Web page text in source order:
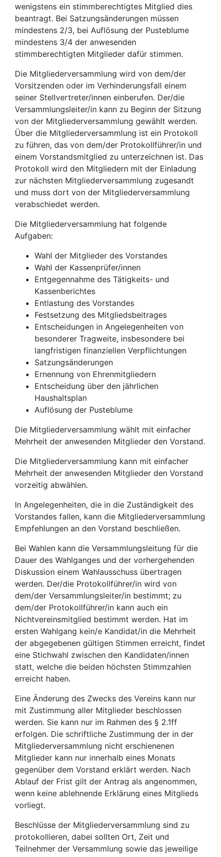
wenigstens ein stimmberechtigtes Mitglied dies
beantragt. Bei Satzungsänderungen müssen
mindestens 2/3, bei Auflösung der Pusteblume
mindestens 3/4 der anwesenden
stimmberechtigten Mitglieder dafür stimmen.
Die Mitgliederversammlung wird von dem/der
Vorsitzenden oder im Verhinderungsfall einem
seiner Stellvertreter/innen einberufen. Der/die
Versammlungsleiter/in kann zu Beginn der Sitzung
von der Mitgliederversammlung gewählt werden.
Über die Mitgliederversammlung ist ein Protokoll
zu führen, das von dem/der Protokollführer/in und
einem Vorstandsmitglied zu unterzeichnen ist. Das
Protokoll wird den Mitgliedern mit der Einladung
zur nächsten Mitgliederversammlung zugesandt
und muss dort von der Mitgliederversammlung
verabschiedet werden.
Die Mitgliederversammlung hat folgende
Aufgaben:
Wahl der Mitglieder des Vorstandes
Wahl der Kassenprüfer/innen
Entgegennahme des Tätigkeits- und
Kassenberichtes
Entlastung des Vorstandes
Festsetzung des Mitgliedsbeitrages
Entscheidungen in Angelegenheiten von
besonderer Tragweite, insbesondere bei
langfristigen finanziellen Verpflichtungen
Satzungsänderungen
Ernennung von Ehrenmitgliedern
Entscheidung über den jährlichen
Haushaltsplan
Auflösung der Pusteblume
Die Mitgliederversammlung wählt mit einfacher
Mehrheit der anwesenden Mitglieder den Vorstand.
Die Mitgliederversammlung kann mit einfacher
Mehrheit der anwesenden Mitglieder den Vorstand
vorzeitig abwählen.
In Angelegenheiten, die in die Zuständigkeit des
Vorstandes fallen, kann die Mitgliederversammlung
Empfehlungen an den Vorstand beschließen.
Bei Wahlen kann die Versammlungsleitung für die
Dauer des Wahlganges und der vorhergehenden
Diskussion einem Wahlausschuss übertragen
werden. Der/die Protokollführer/in wird von
dem/der Versammlungsleiter/in bestimmt; zu
dem/der Protokollführer/in kann auch ein
Nichtvereinsmitglied bestimmt werden. Hat im
ersten Wahlgang kein/e Kandidat/in die Mehrheit
der abgegebenen gültigen Stimmen erreicht, findet
eine Stichwahl zwischen den Kandidaten/innen
statt, welche die beiden höchsten Stimmzahlen
erreicht haben.
Eine Änderung des Zwecks des Vereins kann nur
mit Zustimmung aller Mitglieder beschlossen
werden. Sie kann nur im Rahmen des § 2.1ff
erfolgen. Die schriftliche Zustimmung der in der
Mitgliederversammlung nicht erschienenen
Mitglieder kann nur innerhalb eines Monats
gegenüber dem Vorstand erklärt werden. Nach
Ablauf der Frist gilt der Antrag als angenommen,
wenn keine ablehnende Erklärung eines Mitglieds
vorliegt.
Beschlüsse der Mitgliederversammlung sind zu
protokollieren, dabei sollten Ort, Zeit und
Teilnehmer der Versammlung sowie das jeweilige